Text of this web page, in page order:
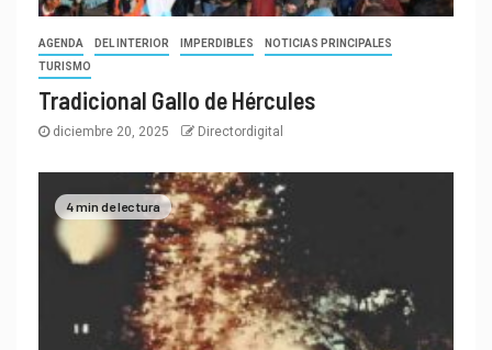
AGENDA DEL INTERIOR IMPERDIBLES
NOTICIAS PRINCIPALES
TURISMO
Tradicional Gallo de Hércules
diciembre 20, 2025 Directordigital
4 min de lectura